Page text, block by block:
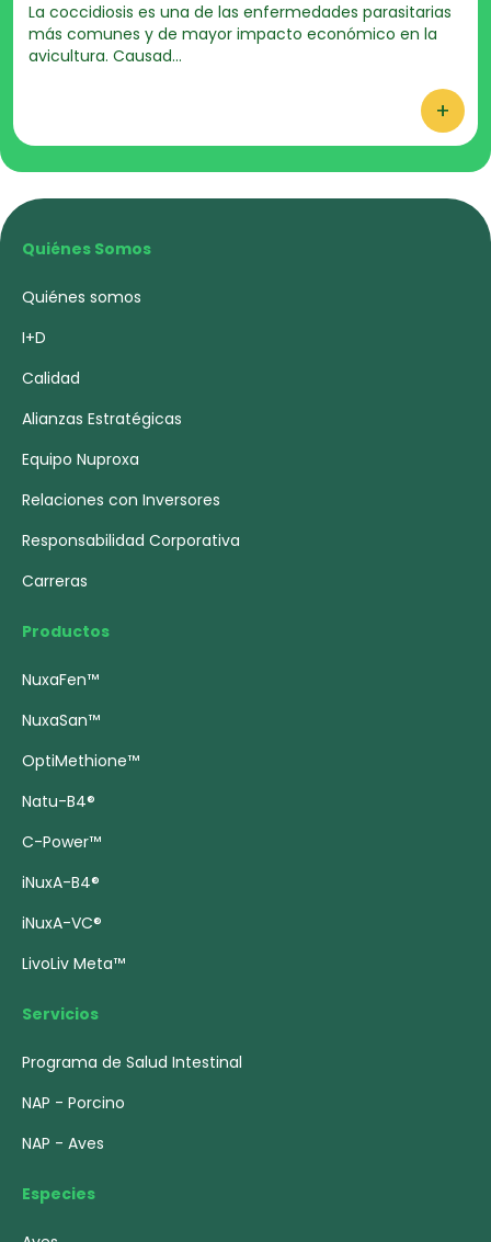
La coccidiosis es una de las enfermedades parasitarias
más comunes y de mayor impacto económico en la
avicultura. Causad...
+
Quiénes Somos
Quiénes somos
I+D
Calidad
Alianzas Estratégicas
Equipo Nuproxa
Relaciones con Inversores
Responsabilidad Corporativa
Carreras
Productos
NuxaFen™
NuxaSan™
OptiMethione™
Natu-B4®
C-Power™
iNuxA-B4®
iNuxA-VC®
LivoLiv Meta™
Servicios
Programa de Salud Intestinal
NAP - Porcino
NAP - Aves
Especies